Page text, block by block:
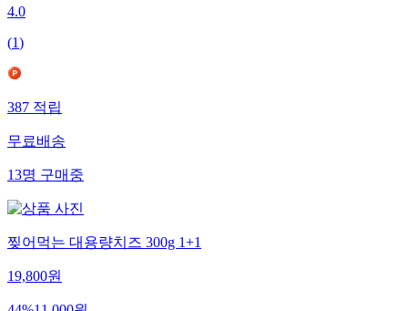
4.0
(1)
387적립
무료배송
13명구매중
찢어먹는 대용량치즈 300g 1+1
19,800원